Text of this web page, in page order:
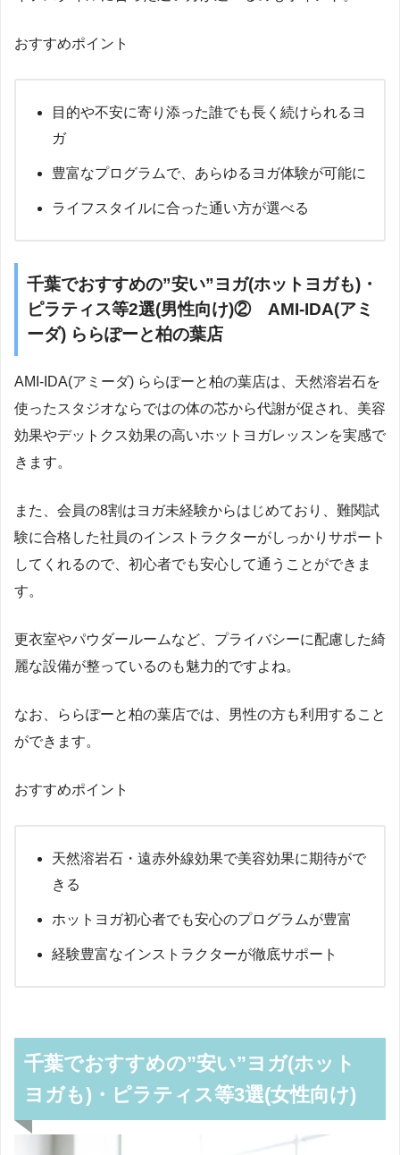
おすすめポイント
目的や不安に寄り添った誰でも長く続けられるヨ
ガ
豊富なプログラムで、あらゆるヨガ体験が可能に
ライフスタイルに合った通い方が選べる
千葉でおすすめの”安い”ヨガ(ホットヨガも)・
ピラティス等2選(男性向け)② AMI-IDA(アミ
ーダ) ららぽーと柏の葉店
AMI-IDA(アミーダ) ららぽーと柏の葉店は、天然溶岩石を
使ったスタジオならではの体の芯から代謝が促され、美容
効果やデットクス効果の高いホットヨガレッスンを実感で
きます。
また、会員の8割はヨガ未経験からはじめており、難関試
験に合格した社員のインストラクターがしっかりサポート
してくれるので、初心者でも安心して通うことができま
す。
更衣室やパウダールームなど、プライバシーに配慮した綺
麗な設備が整っているのも魅力的ですよね。
なお、ららぽーと柏の葉店では、男性の方も利用すること
ができます。
おすすめポイント
天然溶岩石・遠赤外線効果で美容効果に期待がで
きる
ホットヨガ初心者でも安心のプログラムが豊富
経験豊富なインストラクターが徹底サポート
千葉でおすすめの”安い”ヨガ(ホット
ヨガも)・ピラティス等3選(女性向け)